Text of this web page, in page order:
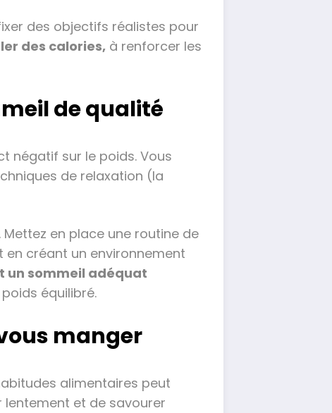
des objectifs réalistes pour
des calories, à renforcer les
de qualité
négatif sur le poids. Vous
de relaxation (la
en place une routine de
créant un environnement
un sommeil adéquat
équilibré.
manger
alimentaires peut
lentement et de savourer